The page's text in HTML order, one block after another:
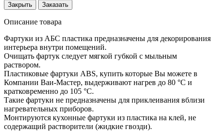
Закрыть Заказать
Описание товара
Фартуки из АБС пластика предназначены для декорирования
интерьера внутри помещений.
Очищать фартук следует мягкой губкой с мыльным
раствором.
Пластиковые фартуки ABS, купить которые Вы можете в
Компании Ваи-Мастер, выдерживают нагрев до 80 °С и
кратковременно до 105 °С.
Такие фартуки не предназначены для приклеивания вблизи
нагревательных приборов.
Монтируются кухонные фартуки из пластика на клей, не
содержащий растворители (жидкие гвозди).